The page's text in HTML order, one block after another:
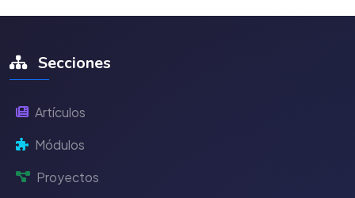
Secciones
Artículos
Módulos
Proyectos